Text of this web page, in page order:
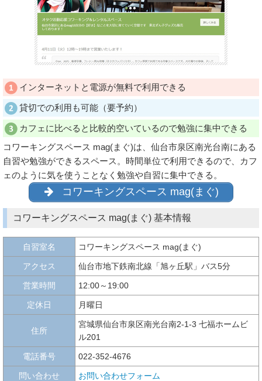
インターネットと電源が無料で利用できる
貸切での利用も可能（要予約）
カフェに比べると比較的空いているので勉強に集中できる
コワーキングスペース mag(まぐ)は、仙台市泉区南光台南にある
自習や勉強ができるスペース。時間単位で利用できるので、カフ
ェのように気を使うことなく勉強や自習に集中できる。
コワーキングスペース mag(まぐ)
コワーキングスペース mag(まぐ) 基本情報
自習室名 コワーキングスペース mag(まぐ)
アクセス 仙台市地下鉄南北線「旭ヶ丘駅」バス5分
営業時間 12:00～19:00
定休日 月曜日
住所
宮城県仙台市泉区南光台南2-1-3 七福ホームビ
ル201
電話番号 022-352-4676
問い合わせ お問い合わせフォーム